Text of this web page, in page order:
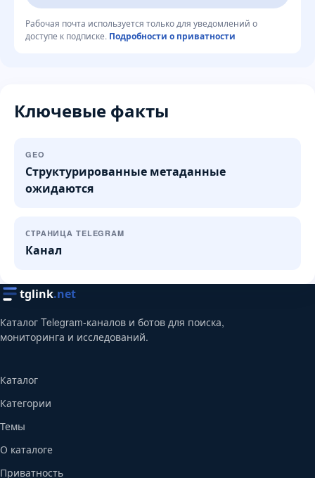
Рабочая почта используется только для уведомлений о
доступе к подписке. Подробности о приватности
Ключевые факты
GEO
Структурированные метаданные
ожидаются
СТРАНИЦА TELEGRAM
Канал
tglink.net
Каталог Telegram-каналов и ботов для поиска,
мониторинга и исследований.
Каталог
Категории
Темы
О каталоге
Приватность